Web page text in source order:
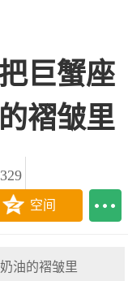
巨蟹座
褶皱里
空间
油的褶皱里